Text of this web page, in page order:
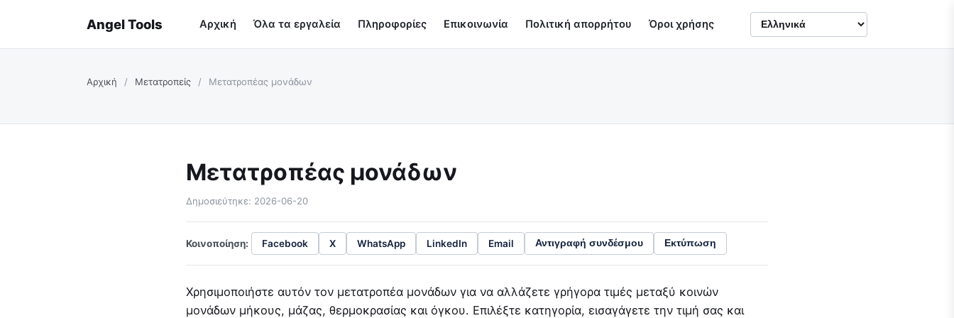
Angel Tools Αρχική Όλα τα εργαλεία Πληροφορίες Επικοινωνία Πολιτική απορρήτου Όροι χρήσης
Αρχική / Μετατροπείς / Μετατροπέας μονάδων
Μετατροπέας μονάδων
Δημοσιεύτηκε: 2026-06-20
Κοινοποίηση: Facebook X WhatsApp LinkedIn Email Αντιγραφή συνδέσμου Εκτύπωση
Χρησιμοποιήστε αυτόν τον μετατροπέα μονάδων για να αλλάζετε γρήγορα τιμές μεταξύ κοινών
μονάδων μήκους, μάζας, θερμοκρασίας και όγκου. Επιλέξτε κατηγορία, εισαγάγετε την τιμή σας και